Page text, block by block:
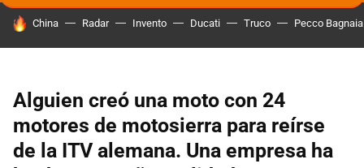
HOY SE HABLA DE
China Radar Invento Ducati Truco Pecco Bagnaia
Alguien creó una moto con 24
motores de motosierra para reírse
de la ITV alemana. Una empresa ha